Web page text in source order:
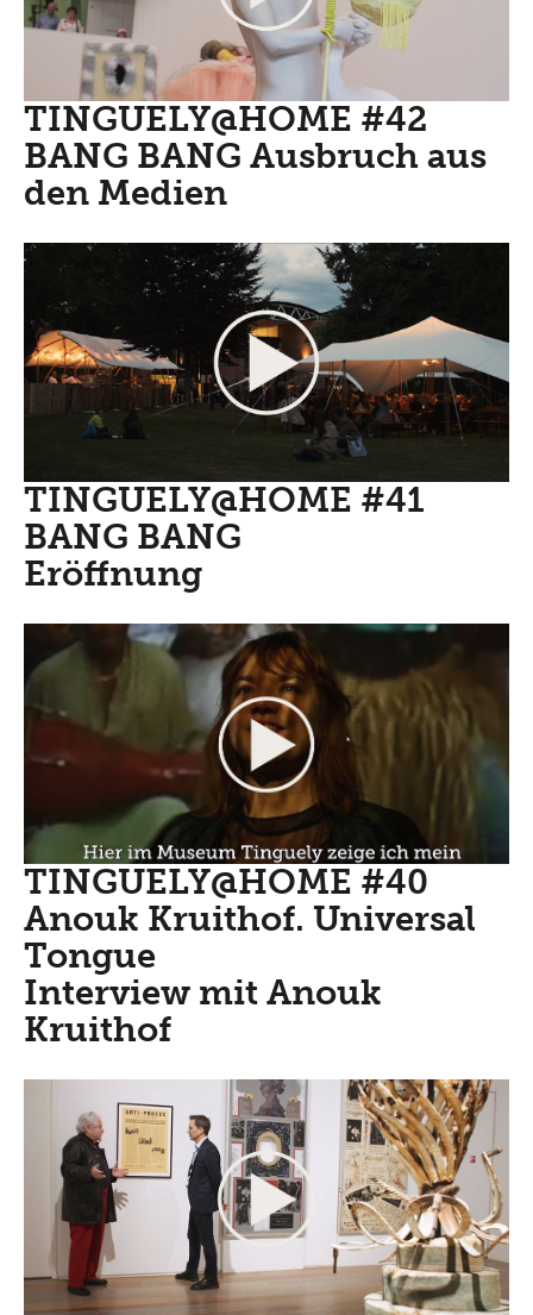
TINGUELY@HOME #42
BANG BANG Ausbruch aus
den Medien
TINGUELY@HOME #41
BANG BANG
Eröffnung
TINGUELY@HOME #40
Anouk Kruithof. Universal
Tongue
Interview mit Anouk
Kruithof